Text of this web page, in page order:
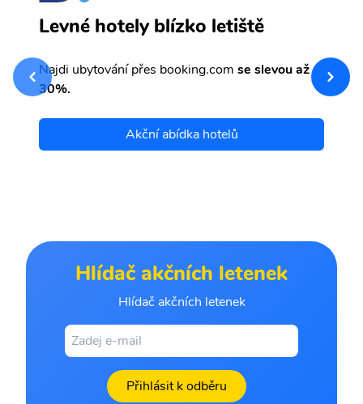
Levné hotely blízko letiště
Najdi ubytování přes booking.com se slevou až
30%.
Akční abídka hotelů
Hlídač akčních letenek
Hlídač akčních letenek
Přihlásit k odběru